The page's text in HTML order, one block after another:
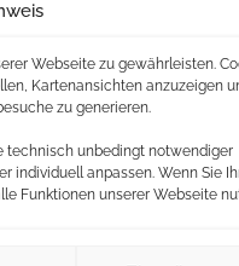
Webseite zu gewährleisten.
Kartenansichten anzuzeigen
zu generieren.
technisch unbedingt notwendiger
individuell anpassen. Wenn Sie
Funktionen unserer Webseite